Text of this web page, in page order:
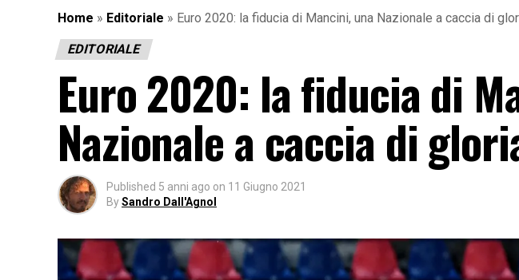
Home » Editoriale » Euro 2020: la fiducia di Mancini, una Nazionale a caccia di
EDITORIALE
Euro 2020: la fiducia di
Nazionale a caccia di
Published 5 anni ago on 11 Giugno 2021
BySandro Dall'Agnol